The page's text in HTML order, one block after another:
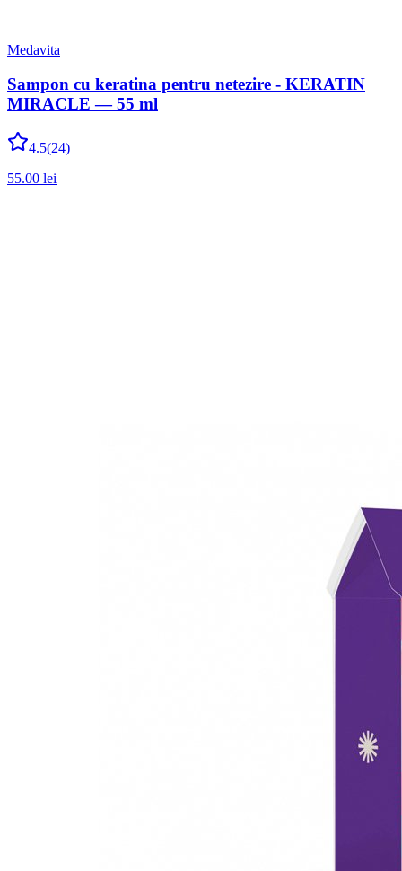
Medavita
Sampon cu keratina pentru netezire - KERATIN
MIRACLE — 55 ml
4.5(24)
55.00 lei